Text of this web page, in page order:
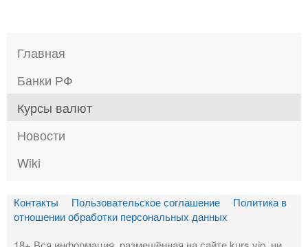
Главная
Банки РФ
Курсы валют
Новости
Wiki
Контакты Пользовательское соглашение
Политика в
отношении обработки персональных данных